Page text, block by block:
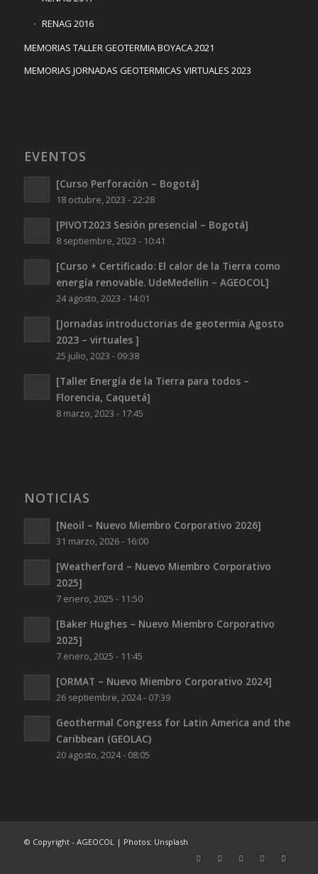
RENAG 2016
MEMORIAS TALLER GEOTERMIA BOYACA 2021
MEMORIAS JORNADAS GEOTERMICAS VIRTUALES 2023
EVENTOS
[Curso Perforación – Bogotá]
18 octubre, 2023 - 22:28
[PIVOT2023 Sesión presencial – Bogotá]
8 septiembre, 2023 - 10:41
[Curso + Certificado: El calor de la Tierra como
energía renovable. UdeMedellin – AGEOCOL]
24 agosto, 2023 - 14:01
[Jornadas introductorias de geotermia Agosto
2023 – virtuales ]
25 julio, 2023 - 09:38
[Taller Energía de la Tierra para todos –
Florencia, Caquetá]
8 marzo, 2023 - 17:45
NOTICIAS
[Neoil – Nuevo Miembro Corporativo 2026]
31 marzo, 2026 - 16:00
[Weatherford – Nuevo Miembro Corporativo
2025]
7 enero, 2025 - 11:50
[Baker Hughes – Nuevo Miembro Corporativo
2025]
7 enero, 2025 - 11:45
[ORMAT – Nuevo Miembro Corporativo 2024]
26 septiembre, 2024 - 07:39
Geothermal Congress for Latin America and the
Caribbean (GEOLAC)
20 agosto, 2024 - 08:05
© Copyright - AGEOCOL | Photos: Unsplash